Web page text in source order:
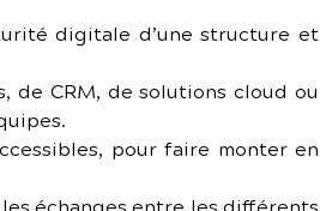
digitale d’une structure et
de CRM, de solutions cloud ou
pour faire monter en